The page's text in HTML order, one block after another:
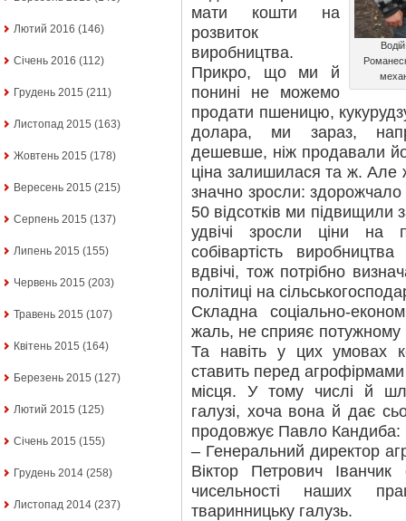
Лютий 2016 (146)
Січень 2016 (112)
Грудень 2015 (211)
Листопад 2015 (163)
Жовтень 2015 (178)
Вересень 2015 (215)
Серпень 2015 (137)
Липень 2015 (155)
Червень 2015 (203)
Травень 2015 (107)
Квітень 2015 (164)
Березень 2015 (127)
Лютий 2015 (125)
Січень 2015 (155)
Грудень 2014 (258)
Листопад 2014 (237)
мати кошти на
розвиток
виробництва.
Прикро, що ми й
понині не можемо
продати пшеницю,
долара, ми зараз,
дешевше, ніж продавали
ціна залишилася та ж. Але
значно зросли:
50 відсотків ми підвищили
удвічі зросли ціни на
собівартість
вдвічі, тож потрібно
політиці на
Складна соціально-
жаль, не сприяє потужному
Та навіть у цих умовах
ставить перед
місця. У тому числі й
галузі, хоча вона й дає
продовжує Павло Кандиба:
– Генеральний директор
Віктор Петрович
чисельності наших
тваринницьку галузь.